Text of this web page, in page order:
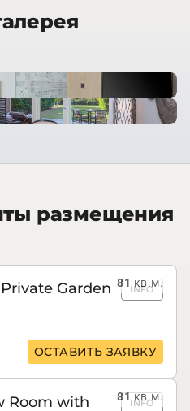
размещения
81кв.м.
Garden INFO
ОСТАВИТЬ ЗАЯВКУ
81кв.м.
Room with
INFO